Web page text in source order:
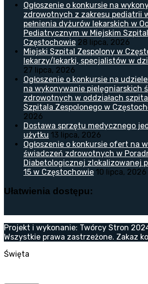
Ogłoszenie o konkursie na
zdrowotnych z zakresu pediatrii
pełnienia dyżurów lekarskich w
Pediatrycznym w Miejskim
Częstochowie 28 lipca, 2026
Miejski Szpital Zespolony w
lekarzy/lekarki, specjalistów w
27 lipca, 2026
Ogłoszenie o konkursie na
na wykonywanie pielęgniarskich
zdrowotnych w oddziałach
Szpitala Zespolonego w
2026
Dostawa sprzętu medycznego
użytku 13 lipca, 2026
Ogłoszenie o konkursie ofert na
świadczeń zdrowotnych w
Diabetologicznej zlokalizowanej
15 w Częstochowie 10 lipca, 2026
Ułatwienia dostępu:
Projekt i wykonanie: Twórcy Stron
Wszystkie prawa zastrzeżone. Zakaz
Święta